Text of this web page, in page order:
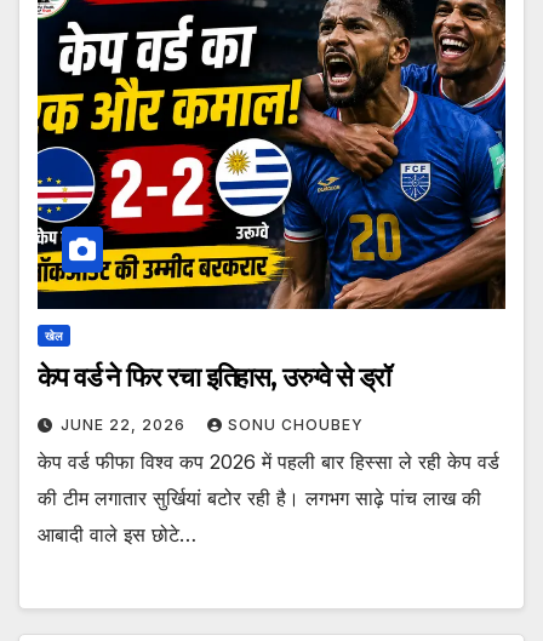
खेल
केप वर्ड ने फिर रचा इतिहास, उरुग्वे से ड्रॉ
JUNE 22, 2026 SONU CHOUBEY
केप वर्ड फीफा विश्व कप 2026 में पहली बार हिस्सा ले रही केप वर्ड
की टीम लगातार सुर्खियां बटोर रही है। लगभग साढ़े पांच लाख की
आबादी वाले इस छोटे…